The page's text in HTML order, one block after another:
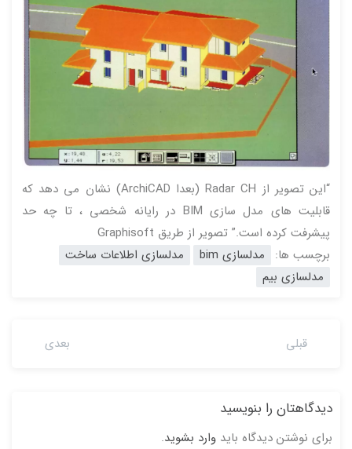
“این تصویر از Radar CH (بعدا ArchiCAD) نشان می دهد که
قابلیت های مدل سازی BIM در رایانه شخصی ، تا چه حد
پیشرفت کرده است.” تصویر از طریق Graphisoft
برچسب ها:
مدلسازی bim
مدلسازی اطلاعات ساخت
مدلسازی بیم
قبلی بعدی
دیدگاهتان را بنویسید
برای نوشتن دیدگاه باید وارد بشوید.